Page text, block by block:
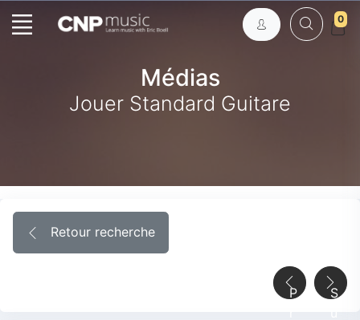
0
Médias
Jouer Standard Guitare
Retour recherche
S
P